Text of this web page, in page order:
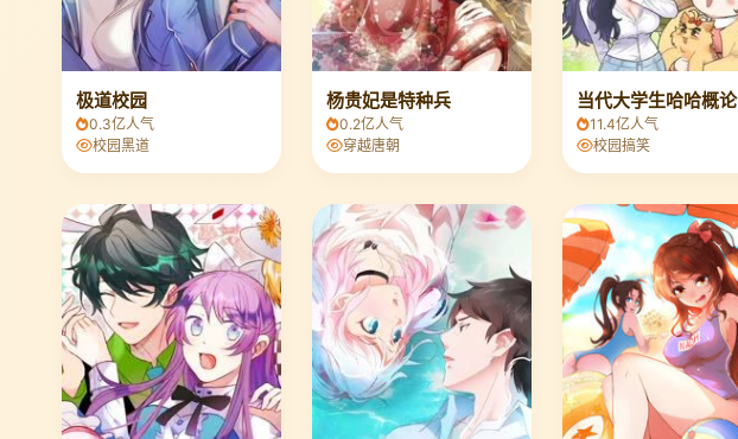
极道校园
0.3亿人气
校园黑道
杨贵妃是特种兵
0.2亿人气
穿越唐朝
当代大学生哈哈概论
11.4亿人气
校园搞笑